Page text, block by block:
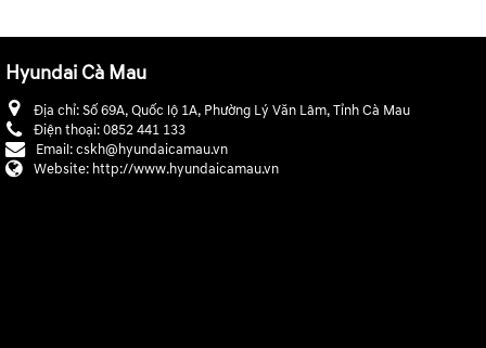
Hyundai Cà Mau
Địa chỉ:Số 69A, Quốc lộ 1A, Phường Lý Văn Lâm, Tỉnh Cà Mau
Điện thoại:0852 441 133
Email:cskh@hyundaicamau.vn
Website: http://www.hyundaicamau.vn